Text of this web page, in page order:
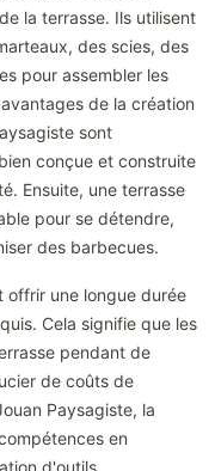
la terrasse. Ils utilisent
des scies, des
pour assembler les
de la création
sont
conçue et construite
Ensuite, une terrasse
pour se détendre,
des barbecues.
offrir une longue durée
Cela signifie que les
pendant de
de coûts de
Paysagiste, la
en
d'outils